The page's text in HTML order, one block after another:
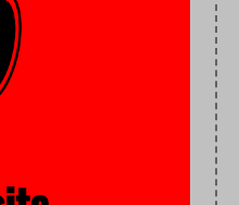
Marien van der Meer
in januari 2026 door,
in oktober 2026
enkele maanden. Van